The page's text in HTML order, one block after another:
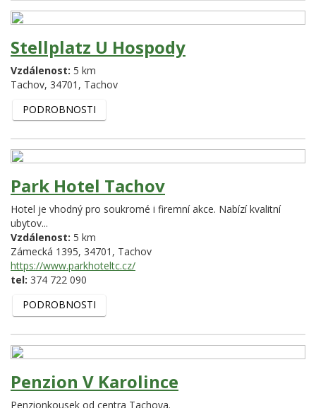
Stellplatz U Hospody
Vzdálenost: 5 km
Tachov, 34701, Tachov
PODROBNOSTI
Park Hotel Tachov
Hotel je vhodný pro soukromé i firemní akce. Nabízí kvalitní
ubytov...
Vzdálenost: 5 km
Zámecká 1395, 34701, Tachov
https://www.parkhoteltc.cz/
tel: 374 722 090
PODROBNOSTI
Penzion V Karolince
Penzionkousek od centra Tachova.